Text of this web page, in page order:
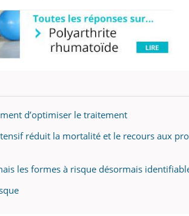
d’optimiser le traitement
réduit la mortalité et le recours aux
les formes à risque désormais